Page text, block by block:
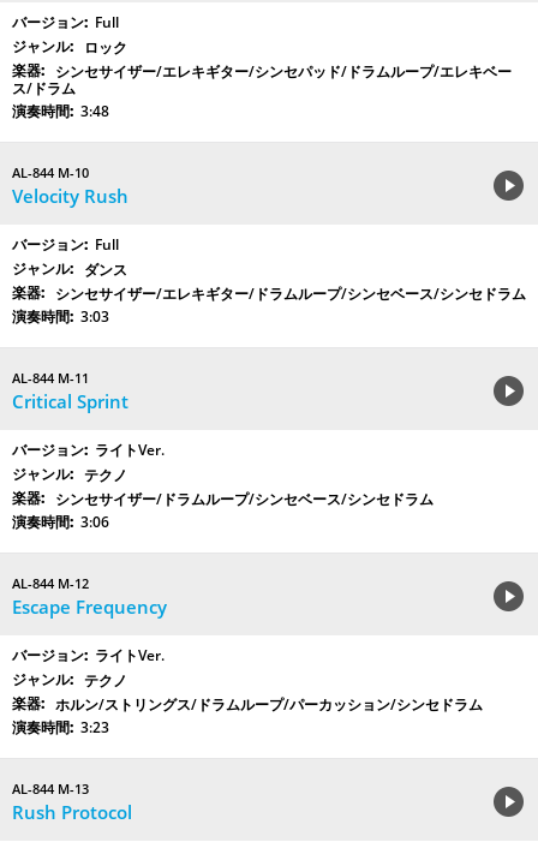
Full
ロック
シンセサイザー/エレキギター/シンセパッド/ドラムループ/エレキベー
ス/ドラム
3:48
AL-844 M-10
Velocity Rush
Full
ダンス
シンセサイザー/エレキギター/ドラムループ/シンセベース/シンセドラム
3:03
AL-844 M-11
Critical Sprint
ライトVer.
テクノ
シンセサイザー/ドラムループ/シンセベース/シンセドラム
3:06
AL-844 M-12
Escape Frequency
ライトVer.
テクノ
ホルン/ストリングス/ドラムループ/パーカッション/シンセドラム
3:23
AL-844 M-13
Rush Protocol